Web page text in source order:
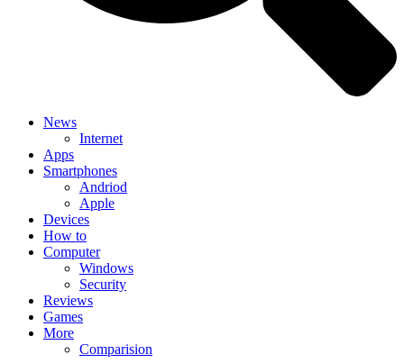
News
Internet
Apps
Smartphones
Andriod
Apple
Devices
How to
Computer
Windows
Security
Reviews
Games
More
Comparision